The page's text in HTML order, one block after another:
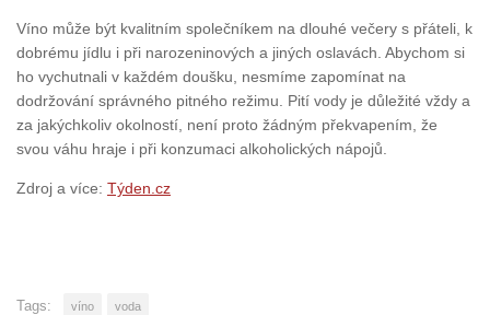
Víno může být kvalitním společníkem na dlouhé večery s přáteli, k
dobrému jídlu i při narozeninových a jiných oslavách. Abychom si
ho vychutnali v každém doušku, nesmíme zapomínat na
dodržování správného pitného režimu. Pití vody je důležité vždy a
za jakýchkoliv okolností, není proto žádným překvapením, že
svou váhu hraje i při konzumaci alkoholických nápojů.
Zdroj a více: Týden.cz
Tags: víno voda